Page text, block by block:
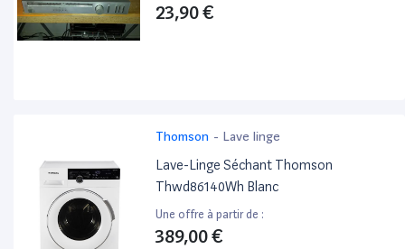
23,90 €
Thomson - Lave linge
Lave-Linge Séchant Thomson
Thwd86140Wh Blanc
Une offre à partir de :
389,00 €